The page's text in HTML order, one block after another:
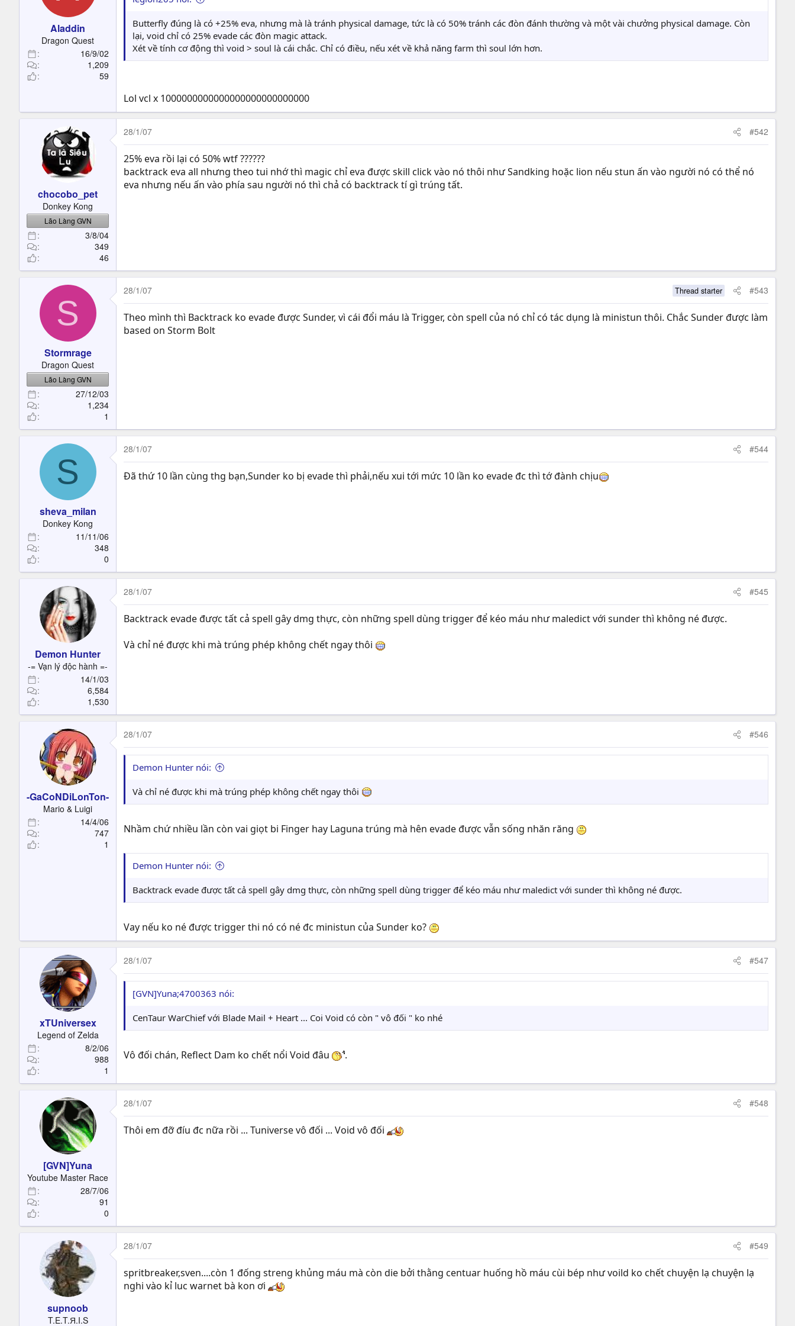
Aladdin
Dragon Quest
16/9/02
1,209
59
Butterfly đúng là có +25% eva, nhưng mà là tránh physical damage, tức là có 50% tránh các đòn đánh thường và một vài chưởng physical damage. Còn
lại, void chỉ có 25% evade các đòn magic attack.
Xét về tính cơ động thì void > soul là cái chắc. Chỉ có điều, nếu xét về khả năng farm thì soul lớn hơn.
Lol vcl x 1000000000000000000000000000
chocobo_pet
Donkey Kong
Lão Làng GVN
3/8/04
349
46
28/1/07 #542
25% eva rồi lại có 50% wtf ??????
backtrack eva all nhưng theo tui nhớ thì magic chỉ eva được skill click vào nó thôi như Sandking hoặc lion nếu stun ấn vào người nó có thể nó
eva nhưng nếu ấn vào phía sau người nó thì chả có backtrack tí gì trúng tất.
S
Stormrage
Dragon Quest
Lão Làng GVN
27/12/03
1,234
1
28/1/07 Thread starter #543
Theo mình thì Backtrack ko evade được Sunder, vì cái đổi máu là Trigger, còn spell của nó chỉ có tác dụng là ministun thôi. Chắc Sunder được làm
based on Storm Bolt
S
sheva_milan
Donkey Kong
11/11/06
348
0
28/1/07 #544
Đã thứ 10 lần cùng thg bạn,Sunder ko bị evade thì phải,nếu xui tới mức 10 lần ko evade đc thì tớ đành chịu
Demon Hunter
-= Vạn lý độc hành =-
14/1/03
6,584
1,530
28/1/07 #545
Backtrack evade được tất cả spell gây dmg thực, còn những spell dùng trigger để kéo máu như maledict với sunder thì không né được.
Và chỉ né được khi mà trúng phép không chết ngay thôi
-GaCoNDiLonTon-
Mario & Luigi
14/4/06
747
1
28/1/07 #546
Demon Hunter nói:
Và chỉ né được khi mà trúng phép không chết ngay thôi
Nhầm chứ nhiều lần còn vai giọt bi Finger hay Laguna trúng mà hên evade được vẫn sống nhăn răng
Demon Hunter nói:
Backtrack evade được tất cả spell gây dmg thực, còn những spell dùng trigger để kéo máu như maledict với sunder thì không né được.
Vay nếu ko né được trigger thi nó có né đc ministun của Sunder ko?
xTUniversex
Legend of Zelda
8/2/06
988
1
28/1/07 #547
[GVN]Yuna;4700363 nói:
CenTaur WarChief với Blade Mail + Heart ... Coi Void có còn " vô đối " ko nhé
Vô đối chán, Reflect Dam ko chết nổi Void đâu .
[GVN]Yuna
Youtube Master Race
28/7/06
91
0
28/1/07 #548
Thôi em đỡ đíu đc nữa rồi ... Tuniverse vô đối ... Void vô đối
supnoob
T.E.T.Я.I.S
28/1/07 #549
spritbreaker,sven....còn 1 đống streng khủng máu mà còn die bởi thằng centuar huống hồ máu cùi bép như voild ko chết chuyện lạ chuyện lạ
nghi vào kỉ luc warnet bà kon ơi